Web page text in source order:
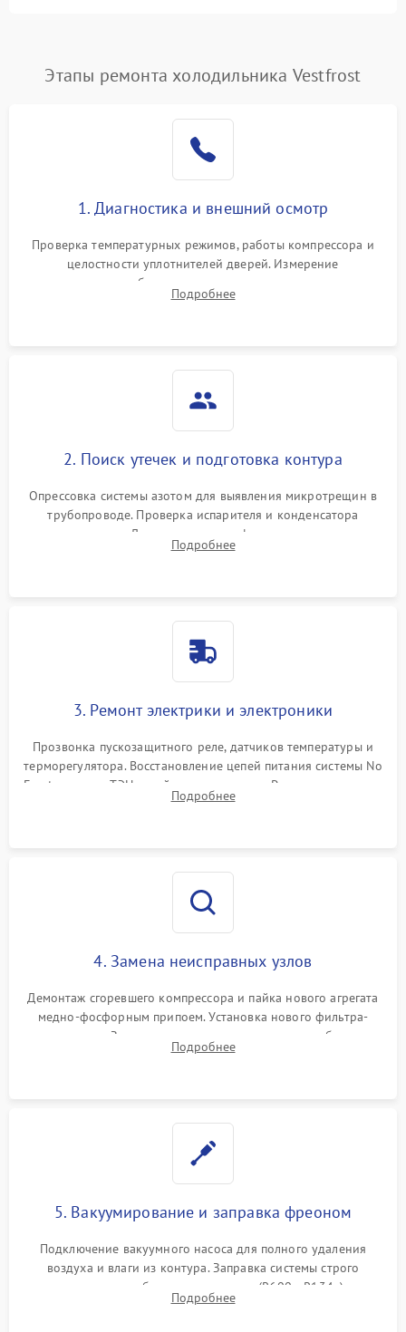
Поломка системы No Frost 2600 ₽ Подробнее →
работе
2000 ₽ Подробнее →
1000 ₽
1800 ₽
Этапы ремонта холодильника Vestfrost
1. Диагностика и внешний осмотр
Проверка температурных режимов, работы компрессора и
целостности уплотнителей дверей. Измерение
сопротивления обмоток мотора, проверка термостата и
считывание кодов ошибок с электронного дисплея.
Подробнее
2. Поиск утечек и подготовка контура
Опрессовка системы азотом для выявления микротрещин в
трубопроводе. Проверка испарителя и конденсатора
течеискателем. Демонтаж старого фильтра-осушителя и
продувка капиллярной трубки для устранения засоров.
Подробнее
3. Ремонт электрики и электроники
Прозвонка пускозащитного реле, датчиков температуры и
терморегулятора. Восстановление цепей питания системы No
Frost, включая ТЭН оттайки и вентилятор. Ремонт или замена
платы управления при сбоях алгоритмов.
Подробнее
4. Замена неисправных узлов
Демонтаж сгоревшего компрессора и пайка нового агрегата
медно-фосфорным припоем. Установка нового фильтра-
осушителя. Замена изношенных вентиляторов обдува,
сломанных заслонок или поврежденных дверных петель.
Подробнее
5. Вакуумирование и заправка фреоном
Подключение вакуумного насоса для полного удаления
воздуха и влаги из контура. Заправка системы строго
дозированным объемом хладагента (R600a, R134a) по
электронным весам. Контроль рабочего давления в системе.
Подробнее